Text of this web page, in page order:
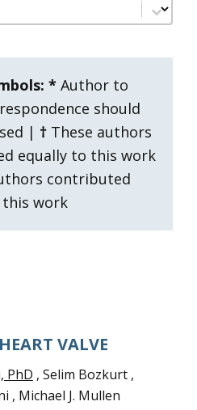
*Author to
should
| †These authors
equally to this work
contributed
work
VALVE
PhD , Selim Bozkurt ,
, Michael J. Mullen